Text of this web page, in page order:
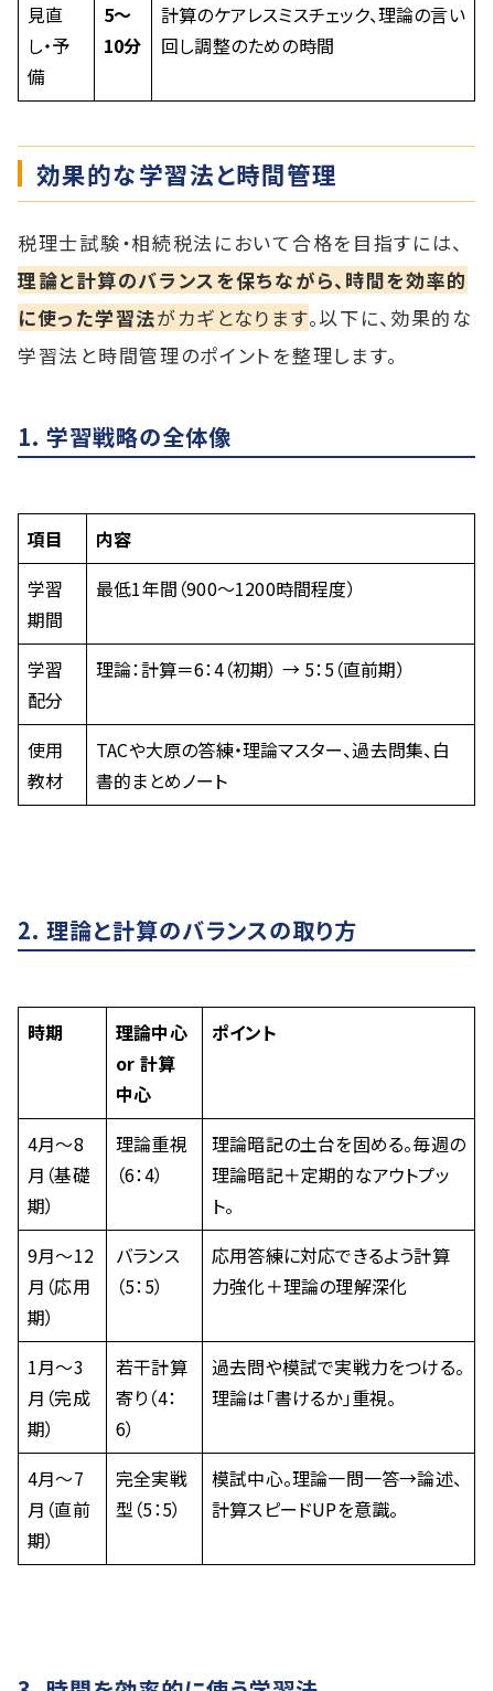
見直
し・予
備
5〜
10分
計算のケアレスミスチェック、理論の言い
回し調整のための時間
効果的な学習法と時間管理
税理士試験・相続税法において合格を目指すには、
理論と計算のバランスを保ちながら、時間を効率的
に使った学習法がカギとなります。以下に、効果的な
学習法と時間管理のポイントを整理します。
1. 学習戦略の全体像
項目
内容
学習
期間
最低1年間（900〜1200時間程度）
学習
配分
理論：計算＝6：4（初期） → 5：5（直前期）
使用
教材
TACや大原の答練・理論マスター、過去問集、白
書的まとめノート
2. 理論と計算のバランスの取り方
時期
理論中心
or 計算
中心
ポイント
4月〜8
月（基礎
期）
理論重視
（6：4）
理論暗記の土台を固める。毎週の
理論暗記＋定期的なアウトプッ
ト。
9月〜12
月（応用
期）
バランス
（5：5）
応用答練に対応できるよう計算
力強化＋理論の理解深化
1月〜3
月（完成
期）
若干計算
寄り（4：
6）
過去問や模試で実戦力をつける。
理論は「書けるか」重視。
4月〜7
月（直前
期）
完全実戦
型（5：5）
模試中心。理論一問一答→論述、
計算スピードUPを意識。